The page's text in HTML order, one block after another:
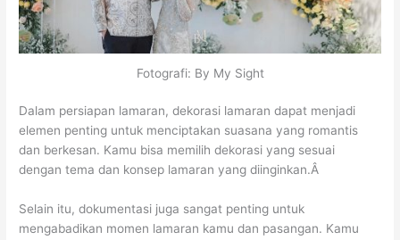
Fotografi: By My Sight
Dalam persiapan lamaran,dekorasi lamaran dapat menjadi
elemen penting untuk menciptakan suasana yang romantis
dan berkesan. Kamu bisa memilih dekorasi yang sesuai
dengan tema dan konsep lamaran yang diinginkan.Â
Selain itu, dokumentasi juga sangat penting untuk
mengabadikan momen lamaran kamu dan pasangan. Kamu